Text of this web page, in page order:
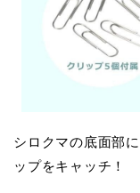
シロクマの底面部
ップをキャッチ！